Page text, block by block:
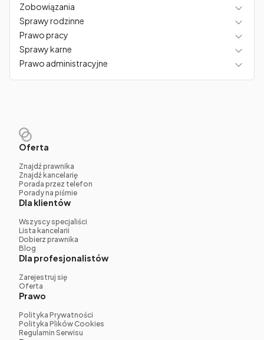
Zobowiązania
Sprawy rodzinne
Prawo pracy
Sprawy karne
Prawo administracyjne
Oferta
Znajdź prawnika
Znajdź kancelarię
Porada przez telefon
Porady na piśmie
Dla klientów
Wszyscy specjaliści
Lista kancelarii
Dobierz prawnika
Blog
Dla profesjonalistów
Zarejestruj się
Oferta
Prawo
Polityka Prywatności
Polityka Plików Cookies
Regulamin Serwisu